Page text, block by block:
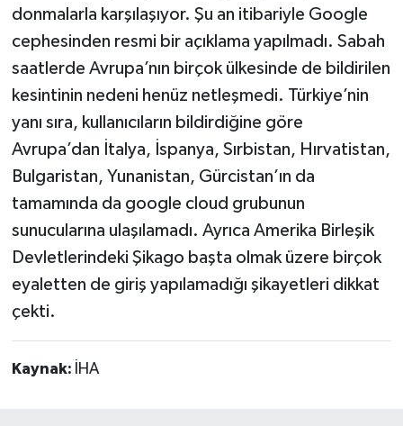
donmalarla karşılaşıyor. Şu an itibariyle Google
cephesinden resmi bir açıklama yapılmadı. Sabah
saatlerde Avrupa’nın birçok ülkesinde de bildirilen
kesintinin nedeni henüz netleşmedi. Türkiye’nin
yanı sıra, kullanıcıların bildirdiğine göre
Avrupa’dan İtalya, İspanya, Sırbistan, Hırvatistan,
Bulgaristan, Yunanistan, Gürcistan’ın da
tamamında da google cloud grubunun
sunucularına ulaşılamadı. Ayrıca Amerika Birleşik
Devletlerindeki Şikago başta olmak üzere birçok
eyaletten de giriş yapılamadığı şikayetleri dikkat
çekti.
Kaynak: İHA